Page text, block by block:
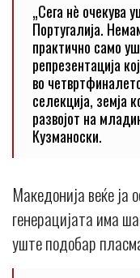
„Сега нè очекува
Португалија.
практично само
репрезентација
во
селекција, земја
развојот на
Кузманоски.
Македонија веќе ја
генерацијата има
уште подобар